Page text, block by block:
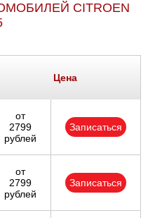
CITROEN
Цена
от
2799
рублей
Записаться
от
2799
рублей
Записаться